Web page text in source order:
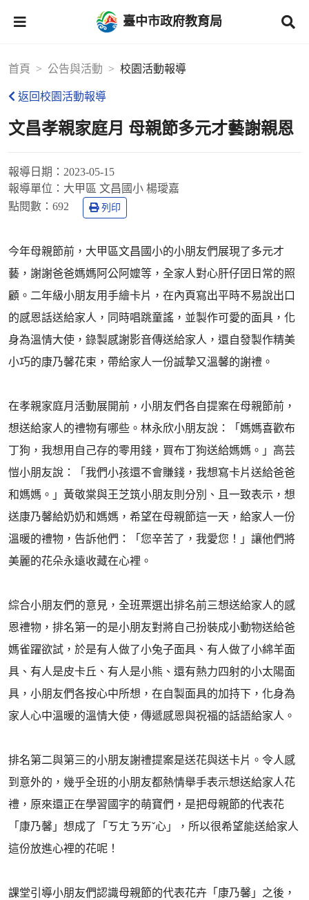
臺中市政府教育局
首頁 公告與活動 校園活動報導
返回校園活動報導
文昌孝親家庭月 母親節多元才藝謝親恩
報導日期： 2023-05-15
報導單位： 大甲區 文昌國小 楊璦嘉
點閱數： 692 列印
今年母親節前，大甲區文昌國小的小朋友們展現了多元才
藝，謝謝爸爸媽媽阿公阿嬤等，全家人對心肝仔囝日常的照
顧。二年級小朋友用手繪卡片，在內頁寫出平時不易說出口
的感恩話送給家人，同時唱跳童謠，並製作可愛的面具，化
身為溫情大使，錄製感謝影音傳送給家人，還自發製作精美
小巧的康乃馨花束，帶給家人一份誠摯又溫馨的謝禮。
在孝親家庭月活動展開前，小朋友們各自提案在母親節前，
想送給家人的禮物有哪些。林永欣小朋友說：「媽媽喜歡布
丁狗，我想用自己存的零用錢，買布丁狗送給媽媽。」高芸
愷小朋友說：「我們小孩還不會賺錢，我想寫卡片送給爸爸
和媽媽。」黃敬棠與王芝筑小朋友則分別、且一致表示，想
送康乃馨給奶奶和媽媽，希望在母親節這一天，給家人一份
溫暖的禮物，告訴他們：「您辛苦了，我愛您！」讓他們將
美麗的花朵永遠收藏在心裡。
綜合小朋友們的意見，全班票選出排名前三想送給家人的感
恩禮物，排名第一的是小朋友對將自己扮裝成小動物送給爸
媽雀躍欲試，於是有人做了小兔子面具、有人做了小綿羊面
具、有人是皮卡丘、有人是小熊、還有熱力四射的小太陽面
具，小朋友們各按心中所想，在自製面具的加持下，化身為
家人心中溫暖的溫情大使，傳遞感恩與祝福的話語給家人。
排名第二與第三的小朋友謝禮提案是送花與送卡片。令人感
到意外的，幾乎全班的小朋友都熱情舉手表示想送給家人花
禮，原來還正在學習國字的萌寶們，是把母親節的代表花
「康乃馨」想成了「ㄎㄤㄋㄞˇ心」，所以很希望能送給家人
這份放進心裡的花呢！
課堂引導小朋友們認識母親節的代表花卉「康乃馨」之後，